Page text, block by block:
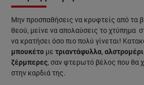
Μην προσπαθήσεις να κρυφτείς από τα
θεού, μείνε να απολαύσεις το χτύπημα
να κρατήσει όσο πιο πολύ γίνεται!
μπουκέτο με τριαντάφυλλα,
ζέρμπερες, σαν φτερωτό βέλος που θα
στην καρδιά της.